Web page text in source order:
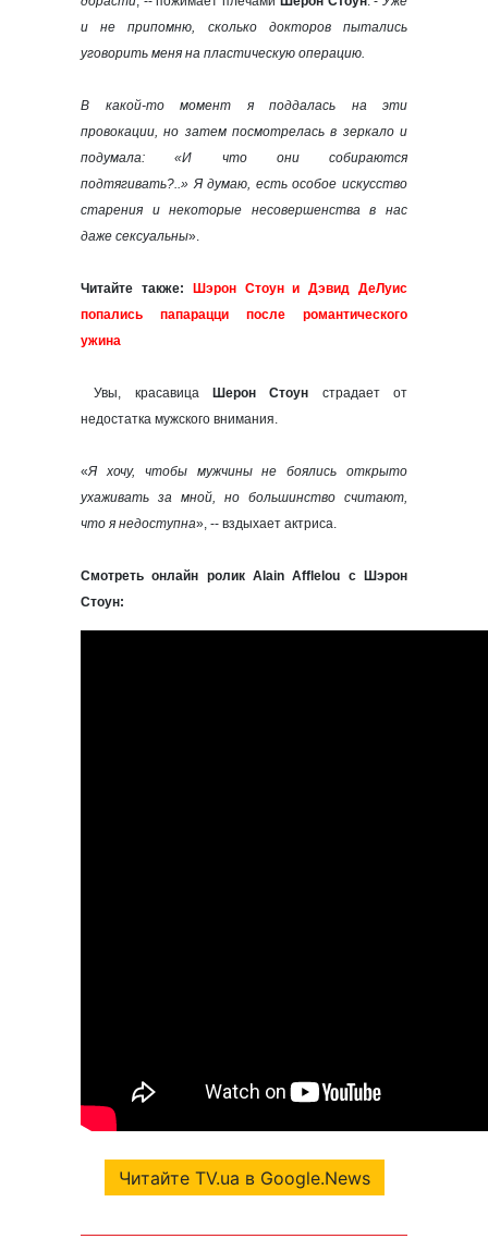
и не припомню, сколько докторов пытались
уговорить меня на пластическую операцию.
В какой-то момент я поддалась на эти
провокации, но затем посмотрелась в зеркало и
подумала: «И что они собираются
подтягивать?..» Я думаю, есть особое искусство
старения и некоторые несовершенства в нас
даже сексуальны».
Читайте также:
Шэрон Стоун и Дэвид ДеЛуис
попались папарацци после романтического
ужина
Увы, красавица Шерон Стоун страдает от
недостатка мужского внимания.
«Я хочу, чтобы мужчины не боялись открыто
ухаживать за мной, но большинство считают,
что я недоступна», -- вздыхает актриса.
Смотреть онлайн ролик Alain Afflelou с Шэрон
Стоун:
Читайте TV.ua в Google.News